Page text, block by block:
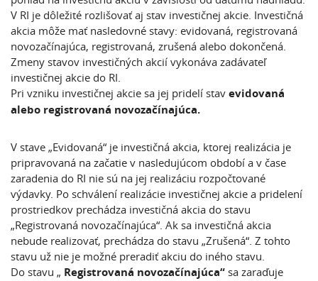
V RI je dôležité rozlišovať aj stav investičnej akcie. Investičná
akcia môže mať nasledovné stavy: evidovaná, registrovaná
novozačínajúca, registrovaná, zrušená alebo dokončená.
Zmeny stavov investičných akcií vykonáva zadávateľ
investičnej akcie do RI.
Pri vzniku investičnej akcie sa jej pridelí stav evidovaná
alebo registrovaná novozačínajúca.
V stave „Evidovaná“ je investičná akcia, ktorej realizácia je
pripravovaná na začatie v nasledujúcom období a v čase
zaradenia do RI nie sú na jej realizáciu rozpočtované
výdavky. Po schválení realizácie investičnej akcie a pridelení
prostriedkov prechádza investičná akcia do stavu
„Registrovaná novozačínajúca“. Ak sa investičná akcia
nebude realizovať, prechádza do stavu „Zrušená“. Z tohto
stavu už nie je možné preradiť akciu do iného stavu.
Do stavu „ Registrovaná novozačínajúca“ sa zaraďuje